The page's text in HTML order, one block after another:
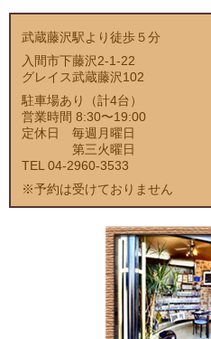
武蔵藤沢駅より徒歩５分
入間市下藤沢2-1-22
グレイス武蔵藤沢102
駐車場あり（計4台）
営業時間 8:30〜19:00
定休日 毎週月曜日
第三火曜日
TEL 04-2960-3533
※予約は受けておりません